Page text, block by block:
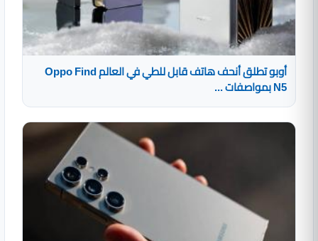
أوبو تطلق أنحف هاتف قابل للطي في العالم Oppo Find
N5 بمواصفات ...